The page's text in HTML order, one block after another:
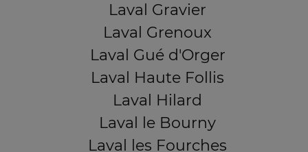
Laval Gravier
Laval Grenoux
Laval Gué d'Orger
Laval Haute Follis
Laval Hilard
Laval le Bourny
Laval les Fourches